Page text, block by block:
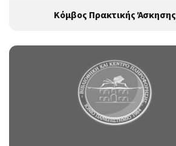
Κόμβος Πρακτικής Άσκησης